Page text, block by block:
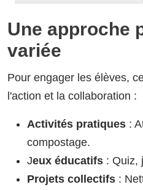
Une approche
variée
Pour engager les élèves,
l'action et la collaboration :
Activités pratiques :
compostage.
Jeux éducatifs : Quiz,
Projets collectifs :